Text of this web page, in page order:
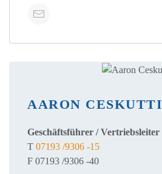
AARON CESKUTTI
Geschäftsführer / Vertriebsleiter
T 07193 /9306 -15
F 07193 /9306 -40